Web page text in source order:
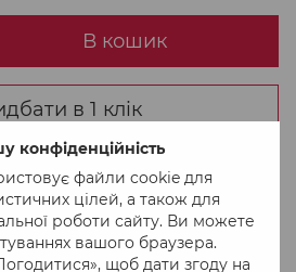
конфіденційність
файли cookie для
цілей, а також для
роботи сайту. Ви можете
вашого браузера.
щоб дати згоду на
В кошик
в 1 клік
Порівняти